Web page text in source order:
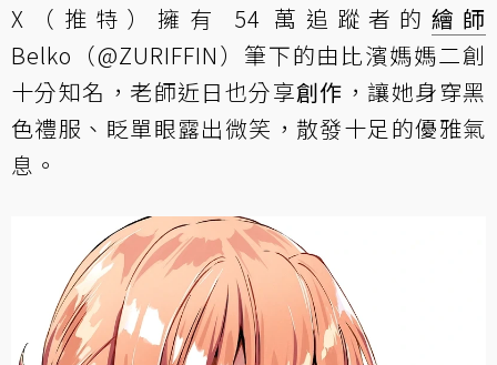
X（推特）擁有 54 萬追蹤者的 繪師
Belko（@ZURIFFIN）筆下的由比濱媽媽二創
十分知名，老師近日也分享創作 ，讓她身穿黑
色禮服、眨單眼露出微笑，散發十足的優雅氣
息。